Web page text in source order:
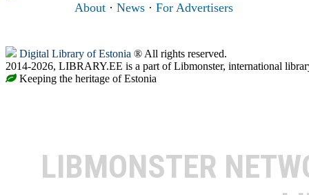
About · News · For Advertisers
Digital Library of Estonia ® All rights reserved.
2014-2026, LIBRARY.EE is a part of Libmonster, international
Keeping the heritage of Estonia
LIBMONSTER